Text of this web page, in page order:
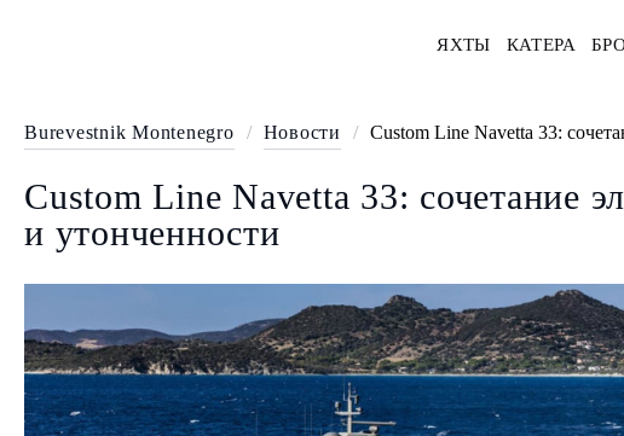
ЯХТЫ КАТЕРА
Burevestnik Montenegro / Новости / Custom Line Navetta 33:
Custom Line Navetta 33: сочетание
и утонченности